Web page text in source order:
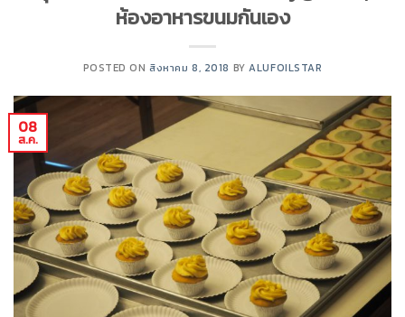
ห้องอาหารขนมกันเอง
POSTED ONสิงหาคม 8, 2018 BYALUFOILSTAR
08
ส.ค.